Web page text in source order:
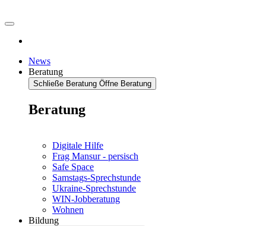
News
Beratung
Schließe Beratung Öffne Beratung
Beratung
Digitale Hilfe
Frag Mansur - persisch
Safe Space
Samstags-Sprechstunde
Ukraine-Sprechstunde
WIN-Jobberatung
Wohnen
Bildung